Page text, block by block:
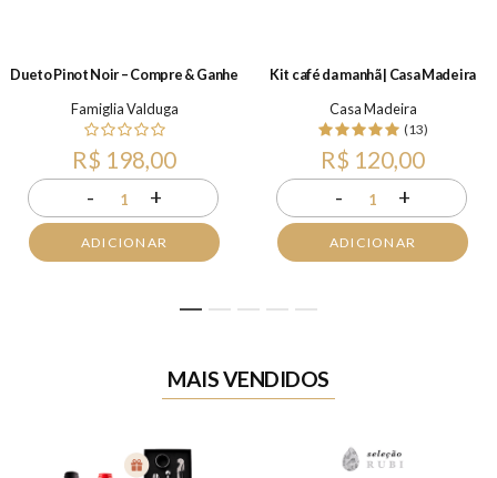
Dueto Pinot Noir – Compre & Ganhe
Famiglia Valduga
R$ 198,00
- 1 +
ADICIONAR
Kit café da manhã | Casa Madeira
Casa Madeira
(13)
R$ 120,00
- 1 +
ADICIONAR
MAIS VENDIDOS